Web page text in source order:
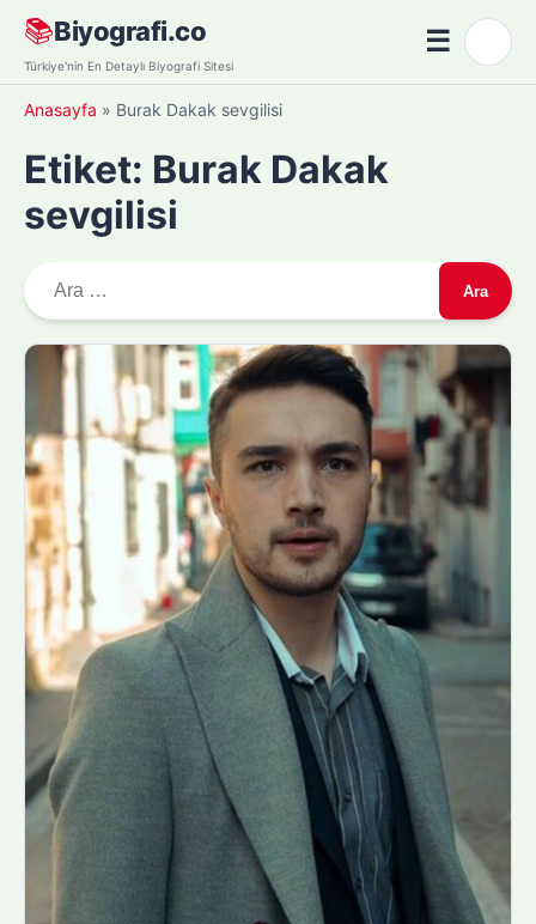
Skip
content
📚Biyografi.co
Türkiye'nin En Detaylı Biyografi Sitesi
☰Menü
Anasayfa » Burak Dakak sevgilisi
Etiket: Burak Dakak
sevgilisi
r